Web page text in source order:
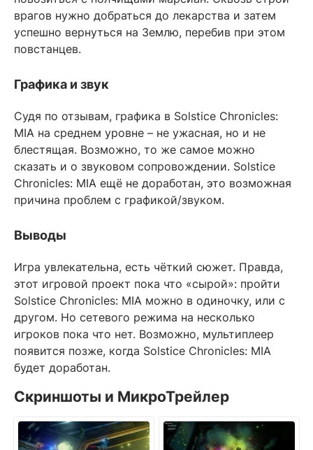
врагов нужно добраться до лекарства и затем
успешно вернуться на Землю, перебив при этом
повстанцев.
Графика и звук
Судя по отзывам, графика в Solstice Chronicles:
MIA на среднем уровне – не ужасная, но и не
блестящая. Возможно, то же самое можно
сказать и о звуковом сопровождении. Solstice
Chronicles: MIA ещё не доработан, это возможная
причина проблем с графикой/звуком.
Выводы
Игра увлекательна, есть чёткий сюжет. Правда,
этот игровой проект пока что «сырой»: пройти
Solstice Chronicles: MIA можно в одиночку, или с
другом. Но сетевого режима на несколько
игроков пока что нет. Возможно, мультиплеер
появится позже, когда Solstice Chronicles: MIA
будет доработан.
Скриншоты и МикроТрейлер